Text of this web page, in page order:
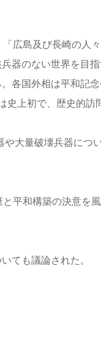
広島及び長崎の人
器のない世界を目
各国外相は平和記
上初で、歴史的訪
大量破壊兵器につ
平和構築の決意を
ても議論された。